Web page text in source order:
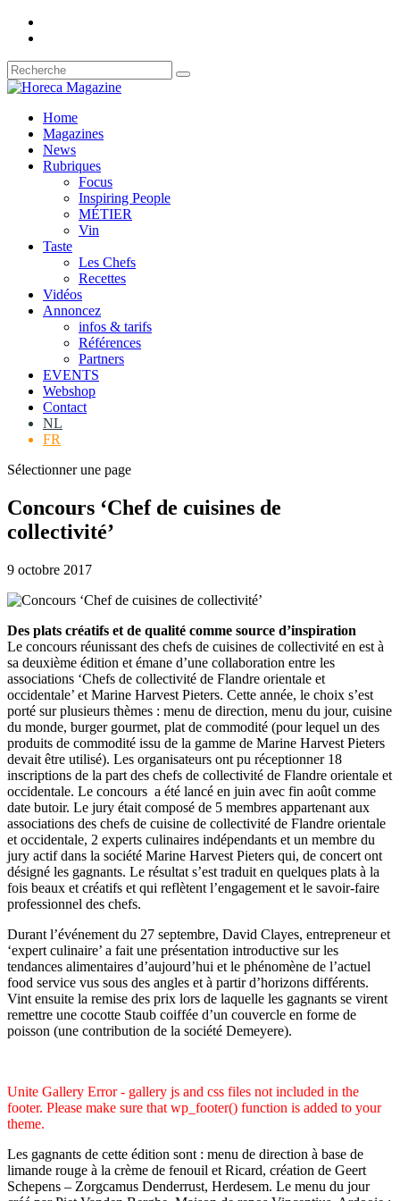
Home
Magazines
News
Rubriques
Focus
Inspiring People
MÉTIER
Vin
Taste
Les Chefs
Recettes
Vidéos
Annoncez
infos & tarifs
Références
Partners
EVENTS
Webshop
Contact
NL
FR
Sélectionner une page
Concours ‘Chef de cuisines de
collectivité’
9 octobre 2017
Des plats créatifs et de qualité comme source d’inspiration
Le concours réunissant des chefs de cuisines de collectivité en est à
sa deuxième édition et émane d’une collaboration entre les
associations ‘Chefs de collectivité de Flandre orientale et
occidentale’ et Marine Harvest Pieters. Cette année, le choix s’est
porté sur plusieurs thèmes : menu de direction, menu du jour, cuisine
du monde, burger gourmet, plat de commodité (pour lequel un des
produits de commodité issu de la gamme de Marine Harvest Pieters
devait être utilisé). Les organisateurs ont pu réceptionner 18
inscriptions de la part des chefs de collectivité de Flandre orientale et
occidentale. Le concours a été lancé en juin avec fin août comme
date butoir. Le jury était composé de 5 membres appartenant aux
associations des chefs de cuisine de collectivité de Flandre orientale
et occidentale, 2 experts culinaires indépendants et un membre du
jury actif dans la société Marine Harvest Pieters qui, de concert ont
désigné les gagnants. Le résultat s’est traduit en quelques plats à la
fois beaux et créatifs et qui reflètent l’engagement et le savoir-faire
professionnel des chefs.
Durant l’événement du 27 septembre, David Clayes, entrepreneur et
‘expert culinaire’ a fait une présentation introductive sur les
tendances alimentaires d’aujourd’hui et le phénomène de l’actuel
food service vus sous des angles et à partir d’horizons différents.
Vint ensuite la remise des prix lors de laquelle les gagnants se virent
remettre une cocotte Staub coiffée d’un couvercle en forme de
poisson (une contribution de la société Demeyere).
Unite Gallery Error - gallery js and css files not included in the
footer. Please make sure that wp_footer() function is added to your
theme.
Les gagnants de cette édition sont : menu de direction à base de
limande rouge à la crème de fenouil et Ricard, création de Geert
Schepens – Zorgcamus Denderrust, Herdesem. Le menu du jour